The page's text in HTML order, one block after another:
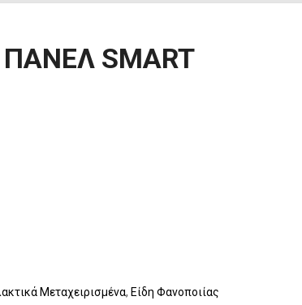
SMART
Μεταχειρισμένα, Είδη Φανοποιίας